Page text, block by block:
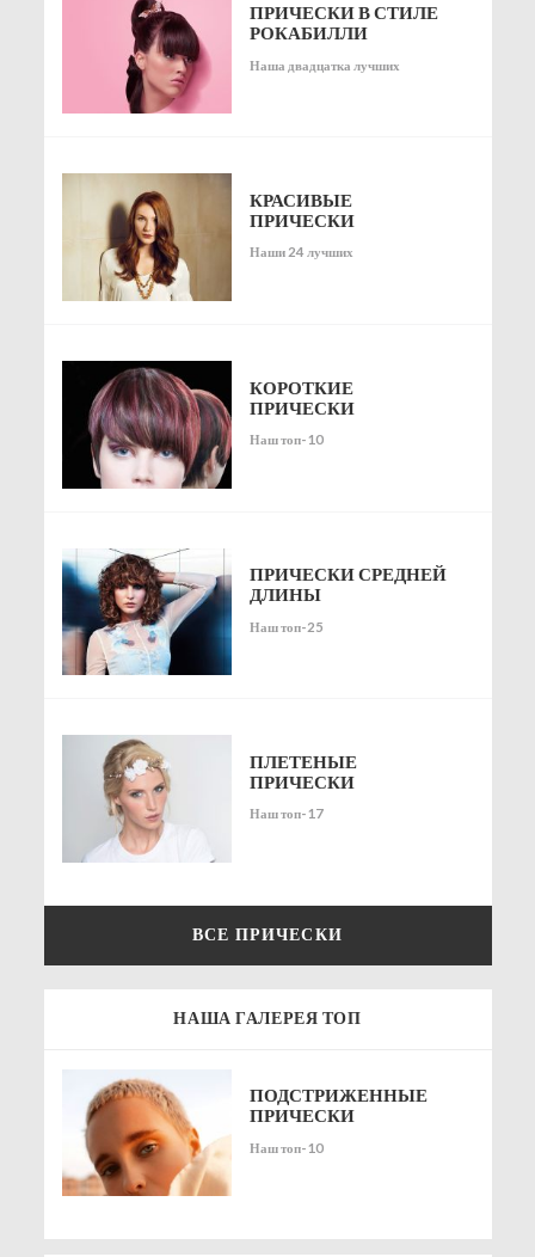
ПРИЧЕСКИ В СТИЛЕ
РОКАБИЛЛИ
Наша двадцатка лучших
КРАСИВЫЕ
ПРИЧЕСКИ
Наши 24 лучших
КОРОТКИЕ
ПРИЧЕСКИ
Наш топ-10
ПРИЧЕСКИ СРЕДНЕЙ
ДЛИНЫ
Наш топ-25
ПЛЕТЕНЫЕ
ПРИЧЕСКИ
Наш топ-17
ВСЕ ПРИЧЕСКИ
НАША ГАЛЕРЕЯ ТОП
ПОДСТРИЖЕННЫЕ
ПРИЧЕСКИ
Наш топ-10